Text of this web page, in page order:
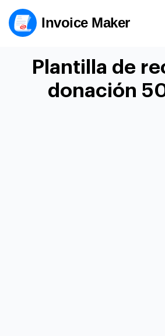
Invoice Maker
Plantilla de
donación